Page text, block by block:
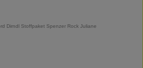
Dirndl Stoffpaket Spenzer Rock Juliane